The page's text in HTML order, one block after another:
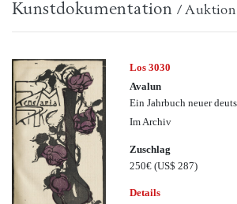
Kunstdokumentation /
Los 3030
Avalun
Ein Jahrbuch neuer
Im Archiv
Zuschlag
250€(US$ 287)
Details